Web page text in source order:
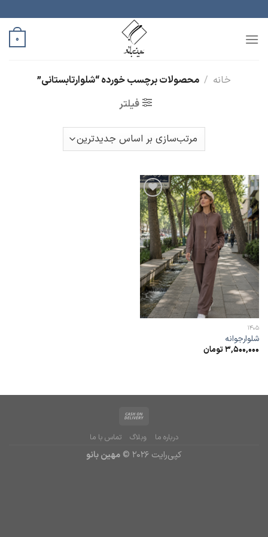
به
محتوا
0
خانه / محصولات برچسب خورده “شلوارتابستانی”
فیلتر
افزودن
به
علاقه
مندی
1405
شلوارجوانه
3,500,000تومان
درباره ما وبلاگ تماس با ما
کپی‌رایت 2026 © مهین بانو